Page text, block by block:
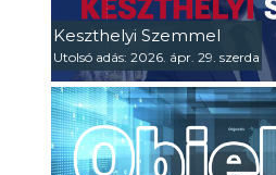
Keszthelyi Szemmel
Utolsó adás: 2026. ápr. 29. szerda